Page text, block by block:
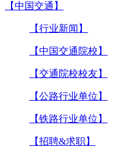
【中国交通】
【行业新闻】
【中国交通院校】
【交通院校校友】
【公路行业单位】
【铁路行业单位】
【招聘&求职】